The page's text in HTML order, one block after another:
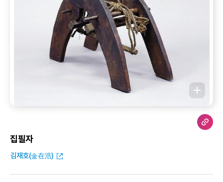
집필자
김재호(金在浩)